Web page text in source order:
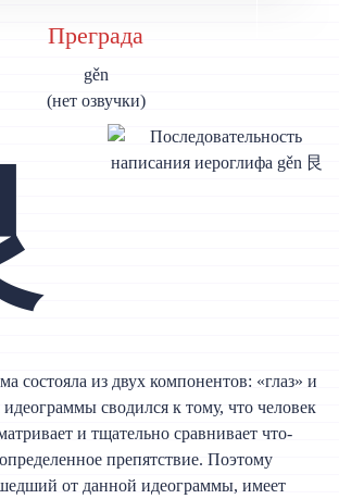
Преграда
gěn
(нет озвучки)
состояла из двух компонентов: «глаз» и
сводился к тому, что человек
и тщательно сравнивает что-
препятствие. Поэтому
от данной идеограммы, имеет